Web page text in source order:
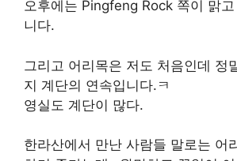
오후에는 Pingfeng Rock 쪽이 맑
니다.
그리고 어리목은 저도 처음인데 정
지 계단의 연속입니다.ㅋ
영실도 계단이 많다.
한라산에서 만난 사람들 말로는 어